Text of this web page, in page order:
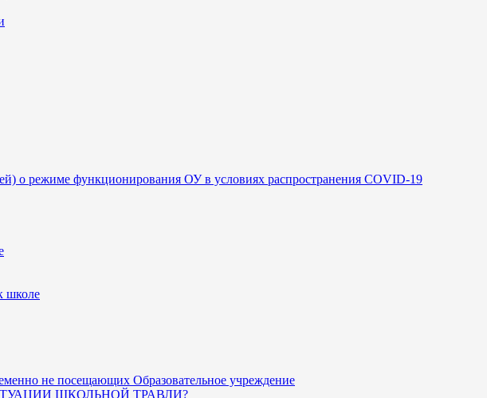
о режиме функционирования ОУ в условиях распространения COVID-19
школе
не посещающих Образовательное учреждение
ШКОЛЬНОЙ ТРАВЛИ?